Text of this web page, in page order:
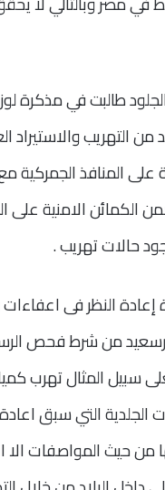
طالبت في مذكرة
التهريب والاستيراد
على المنافذ
الكمائن الامنية على
حالات تهريب .
النظر فى اعفاءات
من شرط فحص
سبيل المثال تهرب
الجلدية التي سبق
حيث المواصفات الا